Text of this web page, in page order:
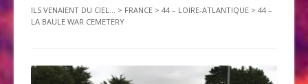
ILS VENAIENT DU CIEL... > FRANCE > 44 – LOIRE-ATLANTIQUE > 44 –
LA BAULE WAR CEMETERY